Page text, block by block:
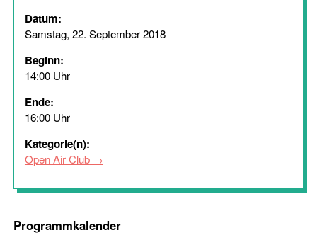
Datum:
Samstag, 22. September 2018
Beginn:
14:00 Uhr
Ende:
16:00 Uhr
Kategorie(n):
Open Air Club
Programmkalender